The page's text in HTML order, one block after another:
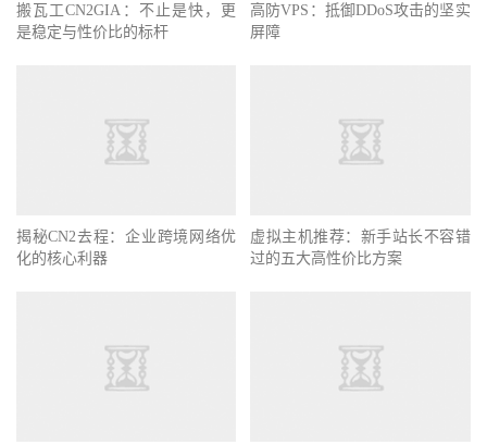
搬瓦工CN2GIA：不止是快，更
是稳定与性价比的标杆
高防VPS：抵御DDoS攻击的坚实
屏障
揭秘CN2去程：企业跨境网络优
化的核心利器
虚拟主机推荐：新手站长不容错
过的五大高性价比方案